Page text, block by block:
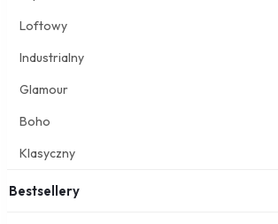
Loftowy
Industrialny
Glamour
Boho
Klasyczny
Bestsellery